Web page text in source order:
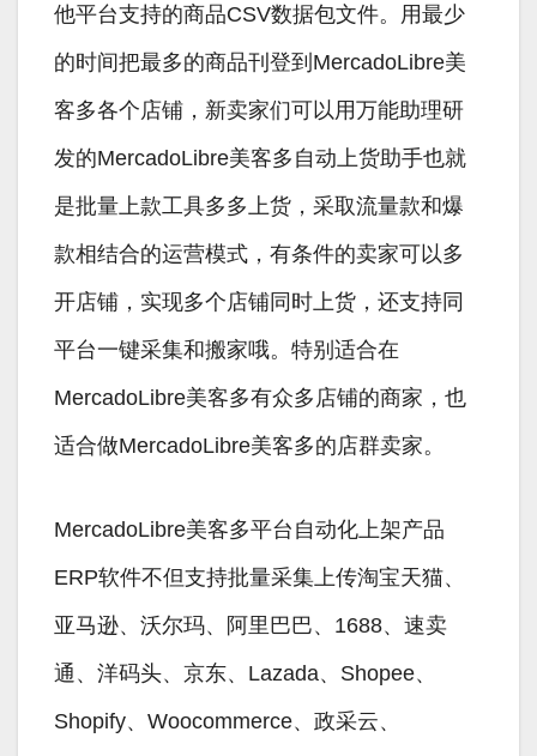
他平台支持的商品CSV数据包文件。用最少
的时间把最多的商品刊登到MercadoLibre美
客多各个店铺，新卖家们可以用万能助理研
发的MercadoLibre美客多自动上货助手也就
是批量上款工具多多上货，采取流量款和爆
款相结合的运营模式，有条件的卖家可以多
开店铺，实现多个店铺同时上货，还支持同
平台一键采集和搬家哦。特别适合在
MercadoLibre美客多有众多店铺的商家，也
适合做MercadoLibre美客多的店群卖家。
MercadoLibre美客多平台自动化上架产品
ERP软件不但支持批量采集上传淘宝天猫、
亚马逊、沃尔玛、阿里巴巴、1688、速卖
通、洋码头、京东、Lazada、Shopee、
Shopify、Woocommerce、政采云、